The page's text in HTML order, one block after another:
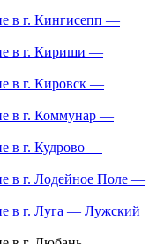
в г. Кингисепп —
в г. Кириши —
в г. Кировск —
в г. Коммунар —
в г. Кудрово —
в г. Лодейное Поле —
в г. Луга — Лужский